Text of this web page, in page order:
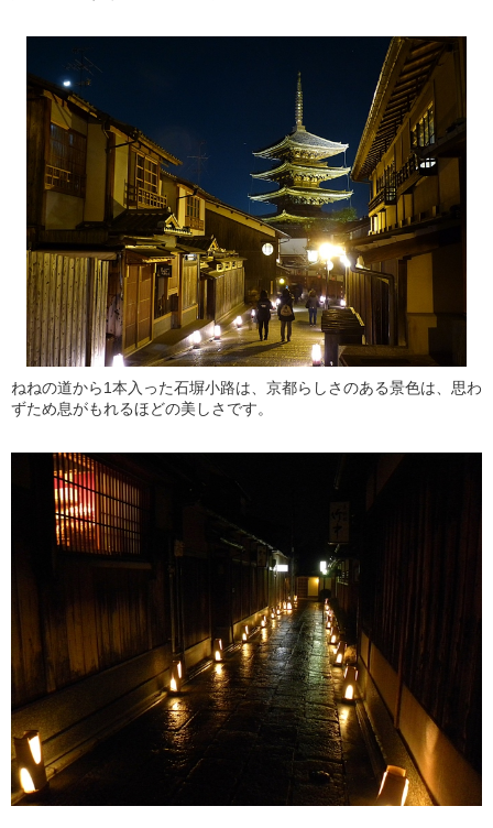
ねねの道から1本入った石塀小路は、京都らしさのある景色は、思わ
ずため息がもれるほどの美しさです。